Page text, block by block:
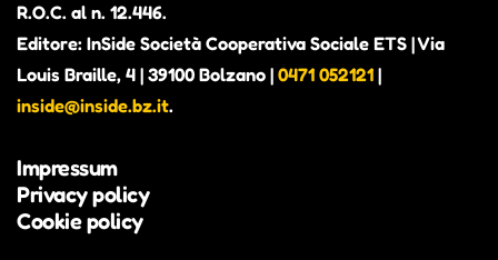
R.O.C. al n. 12.446.
Editore: InSide Società Cooperativa Sociale ETS | Via
Louis Braille, 4 | 39100 Bolzano | 0471 052121 |
inside@inside.bz.it.
Impressum
Privacy policy
Cookie policy